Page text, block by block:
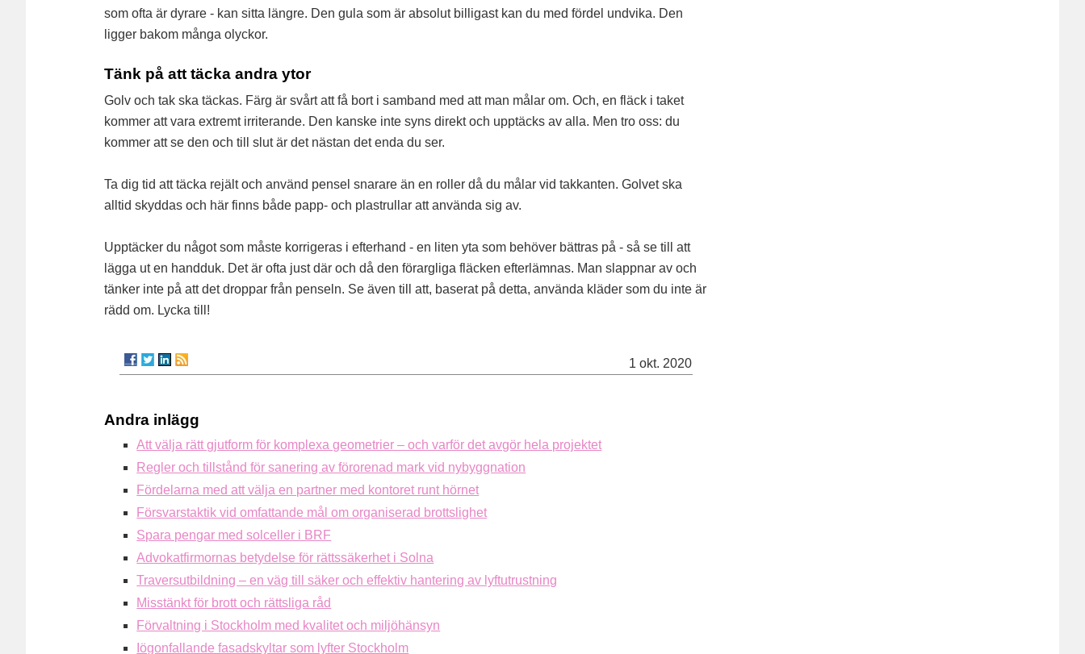
som ofta är dyrare - kan sitta längre. Den gula som är absolut billigast kan du med fördel undvika. Den
ligger bakom många olyckor.
Tänk på att täcka andra ytor
Golv och tak ska täckas. Färg är svårt att få bort i samband med att man målar om. Och, en fläck i taket
kommer att vara extremt irriterande. Den kanske inte syns direkt och upptäcks av alla. Men tro oss: du
kommer att se den och till slut är det nästan det enda du ser.
Ta dig tid att täcka rejält och använd pensel snarare än en roller då du målar vid takkanten. Golvet ska
alltid skyddas och här finns både papp- och plastrullar att använda sig av.
Upptäcker du något som måste korrigeras i efterhand - en liten yta som behöver bättras på - så se till att
lägga ut en handduk. Det är ofta just där och då den förargliga fläcken efterlämnas. Man slappnar av och
tänker inte på att det droppar från penseln. Se även till att, baserat på detta, använda kläder som du inte är
rädd om. Lycka till!
1 okt. 2020
Andra inlägg
Att välja rätt gjutform för komplexa geometrier – och varför det avgör hela projektet
Regler och tillstånd för sanering av förorenad mark vid nybyggnation
Fördelarna med att välja en partner med kontoret runt hörnet
Försvarstaktik vid omfattande mål om organiserad brottslighet
Spara pengar med solceller i BRF
Advokatfirmornas betydelse för rättssäkerhet i Solna
Traversutbildning – en väg till säker och effektiv hantering av lyftutrustning
Misstänkt för brott och rättsliga råd
Förvaltning i Stockholm med kvalitet och miljöhänsyn
Iögonfallande fasadskyltar som lyfter Stockholm